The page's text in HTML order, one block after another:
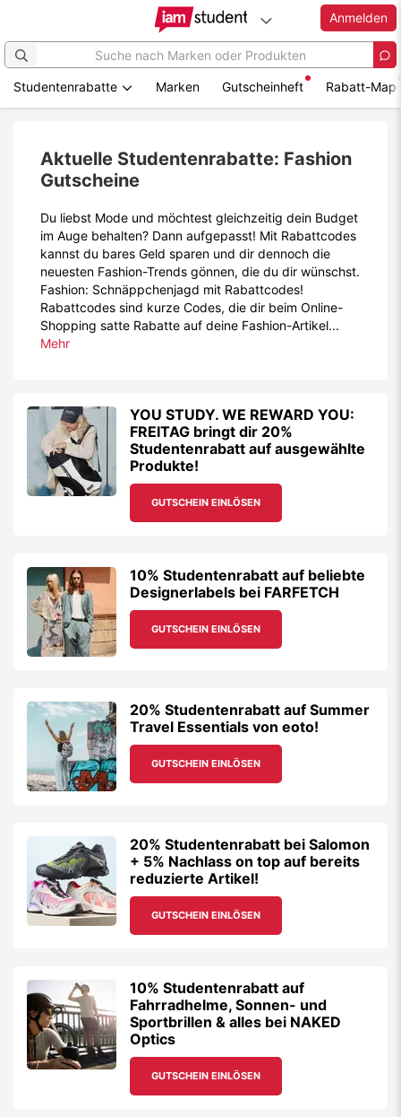
springen
Anmelden
Studentenrabatte Marken Gutscheinheft Rabatt-Map
Aktuelle Studentenrabatte: Fashion
Gutscheine
Du liebst Mode und möchtest gleichzeitig dein Budget
im Auge behalten? Dann aufgepasst! Mit Rabattcodes
kannst du bares Geld sparen und dir dennoch die
neuesten Fashion-Trends gönnen, die du dir wünschst.
Fashion: Schnäppchenjagd mit Rabattcodes!
Rabattcodes sind kurze Codes, die dir beim Online-
Shopping satte Rabatte auf deine Fashion-Artikel...
Mehr
YOU STUDY. WE REWARD YOU:
FREITAG bringt dir 20%
Studentenrabatt auf ausgewählte
Produkte!
GUTSCHEIN EINLÖSEN
10% Studentenrabatt auf beliebte
Designerlabels bei FARFETCH
GUTSCHEIN EINLÖSEN
20% Studentenrabatt auf Summer
Travel Essentials von eoto!
GUTSCHEIN EINLÖSEN
20% Studentenrabatt bei Salomon
+ 5% Nachlass on top auf bereits
reduzierte Artikel!
GUTSCHEIN EINLÖSEN
10% Studentenrabatt auf
Fahrradhelme, Sonnen- und
Sportbrillen & alles bei NAKED
Optics
GUTSCHEIN EINLÖSEN